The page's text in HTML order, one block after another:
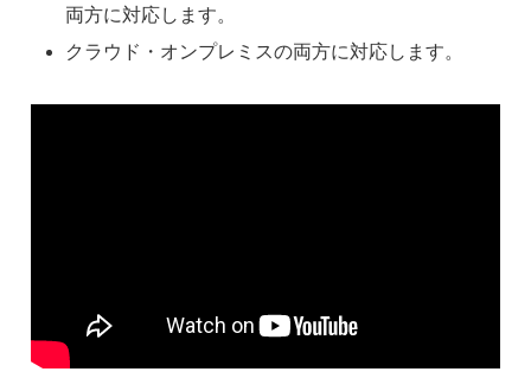
両方に対応します。
クラウド・オンプレミスの両方に対応します。